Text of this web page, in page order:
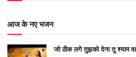
आज के नए भजन
जो ठीक लगे तुझको देना तू श्याम